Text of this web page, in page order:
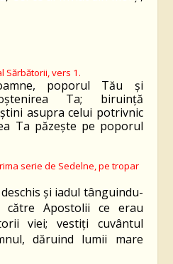
Sărbătorii, vers 1.
poporul Tău și
Ta; biruință
asupra celui potrivnic
Ta păzește pe poporul
serie de Sedelne, pe tropar
şi iadul tânguindu-
Apostolii ce erau
viei; vestiţi cuvântul
dăruind lumii mare